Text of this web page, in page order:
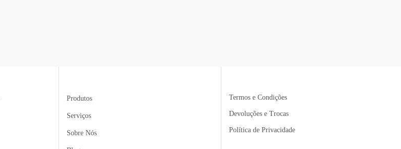
Produtos
Serviços
Sobre Nós
Termos e Condições
Devoluções e Trocas
Política de Privacidade